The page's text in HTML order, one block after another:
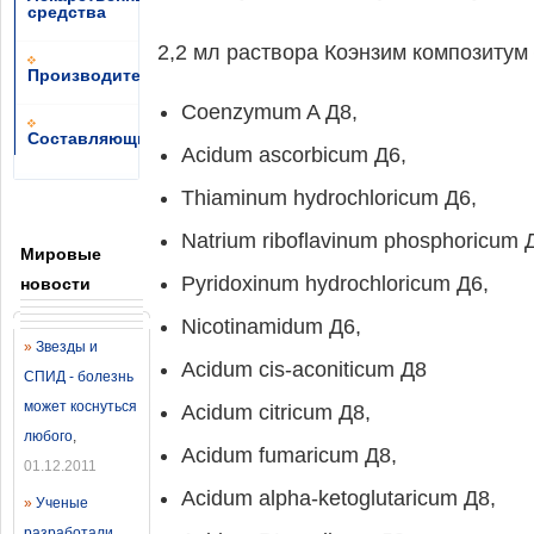
средства
Производители
Составляющие
Мировые
новости
» Звезды и
СПИД - болезнь
может коснуться
любого,
01.12.2011
» Ученые
2,2 мл раствора Коэнзим
Coenzymum A Д8,
Acidum ascorbicum Д6,
Thiaminum hydrochloricum Д6,
Natrium riboflavinum phosphoricum
Pyridoxinum hydrochloricum Д6,
Nicotinamidum Д6,
Acidum cis-aconiticum Д8
Acidum citricum Д8,
Acidum fumaricum Д8,
Acidum alpha-ketoglutaricum Д8,